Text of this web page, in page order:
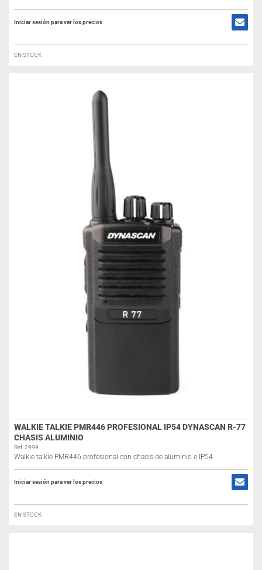
Iniciar sesión para ver los precios
EN STOCK
WALKIE TALKIE PMR446 PROFESIONAL IP54 DYNASCAN R-77
CHASIS ALUMINIO
Ref: 2999
Walkie talkie PMR446 profesional con chasis de aluminio e IP54.
Iniciar sesión para ver los precios
EN STOCK